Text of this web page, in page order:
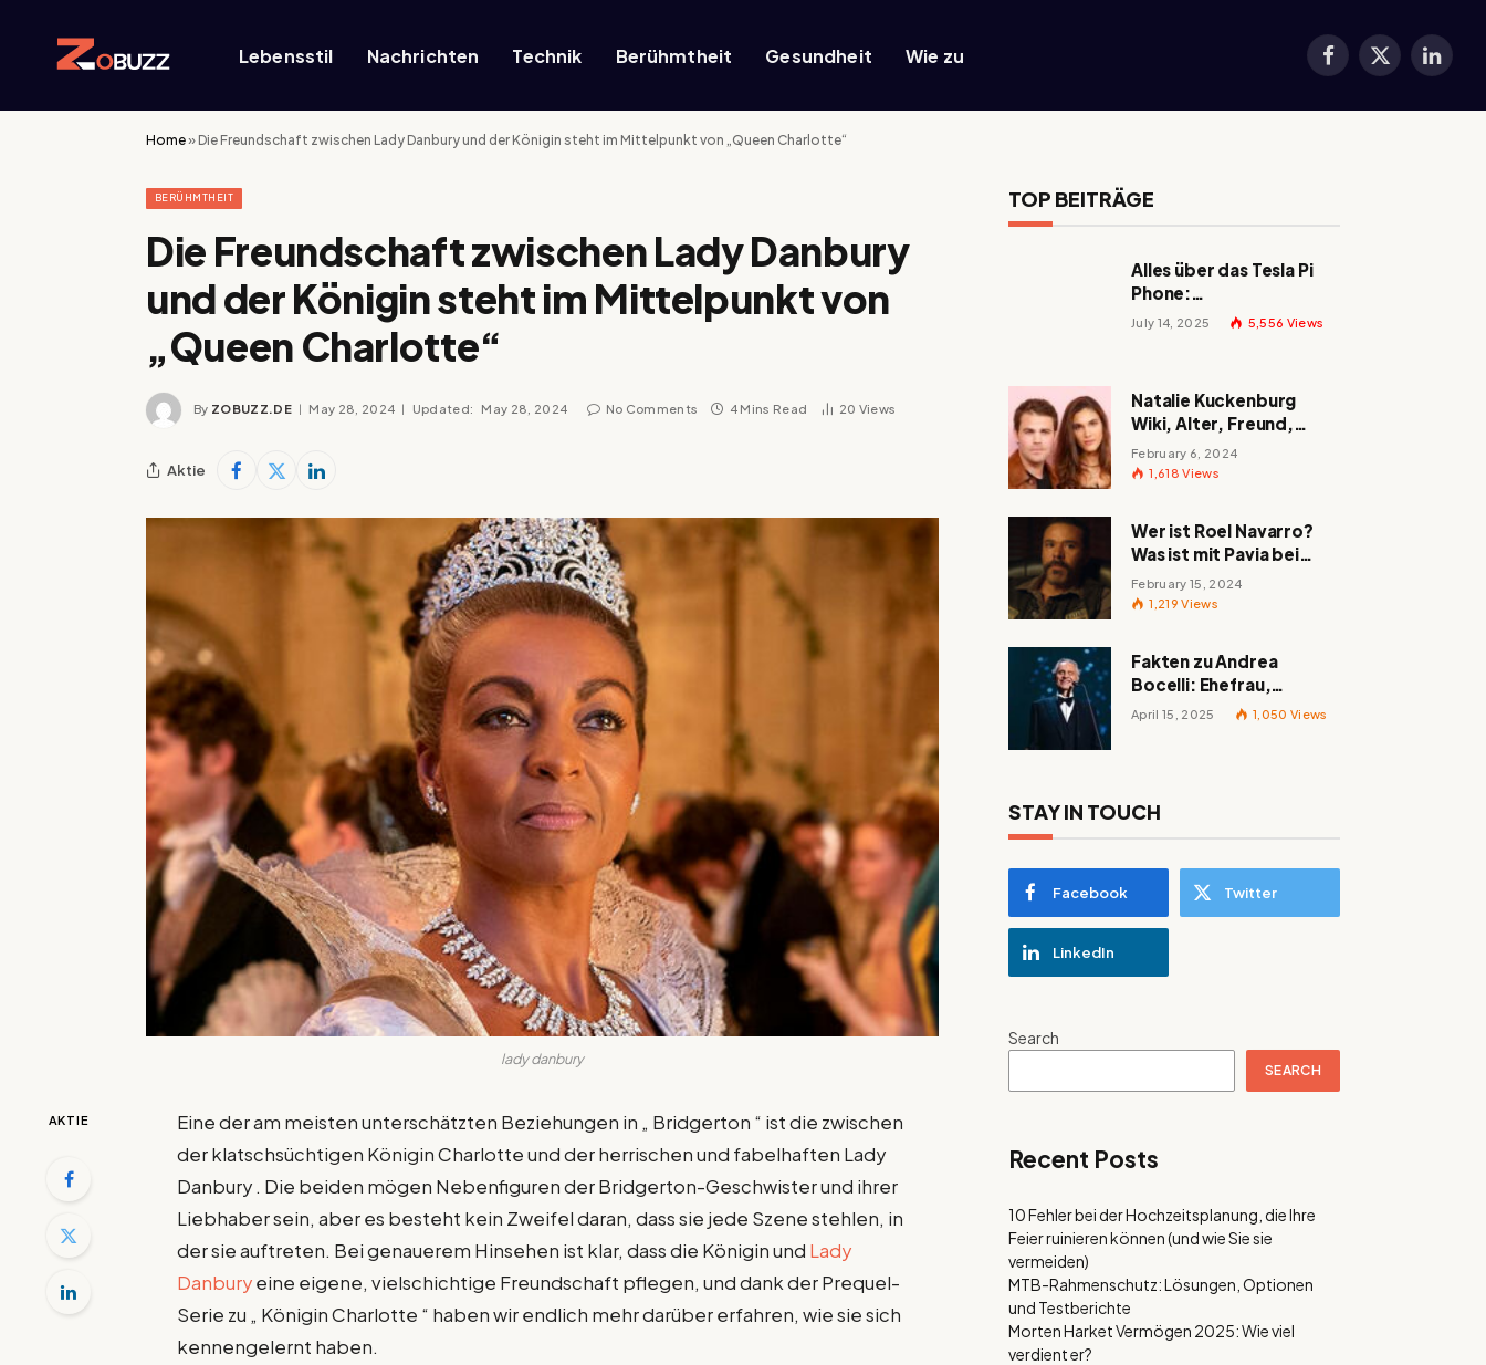
Lebensstil Nachrichten Technik Berühmtheit Gesundheit Wie zu Facebook
X
Home»Die Freundschaft zwischen Lady Danbury und der Königin steht im Mittelpunkt von „Queen Charlotte“
BERÜHMTHEIT
Die Freundschaft zwischen Lady Danbury
und der Königin steht im Mittelpunkt von
„Queen Charlotte“
By ZOBUZZ.DE May 28, 2024 Updated: May 28, 2024 No Comments 4 Mins Read 20 Views
Aktie
lady danbury
AKTIE
Eine der am meisten unterschätzten Beziehungen in „ Bridgerton “ ist die zwischen
der klatschsüchtigen Königin Charlotte und der herrischen und fabelhaften Lady
Danbury . Die beiden mögen Nebenfiguren der Bridgerton-Geschwister und ihrer
Liebhaber sein, aber es besteht kein Zweifel daran, dass sie jede Szene stehlen, in
der sie auftreten. Bei genauerem Hinsehen ist klar, dass die Königin und Lady
Danburyeine eigene, vielschichtige Freundschaft pflegen, und dank der Prequel-
Serie zu „ Königin Charlotte “ haben wir endlich mehr darüber erfahren, wie sie sich
kennengelernt haben.
TOP BEITRÄGE
Alles über das Tesla Pi
Phone:
Erscheinungsdatum,
July 14, 2025 5,556 Views
Natalie Kuckenburg
Wiki, Alter, Freund,
Größe, Nationalität,
Eltern und mehr
February 6, 2024
1,618Views
Wer ist Roel Navarro?
Was ist mit Pavia bei
„Mayans MC“ passiert?
February 15, 2024
1,219Views
Fakten zu Andrea
Bocelli: Ehefrau,
berühmte Lieder,
April 15, 2025 1,050 Views
STAY IN TOUCH
Facebook Twitter
LinkedIn
Search
SEARCH
Recent Posts
10 Fehler bei der Hochzeitsplanung, die Ihre
Feier ruinieren können (und wie Sie sie
vermeiden)
MTB-Rahmenschutz: Lösungen, Optionen
und Testberichte
Morten Harket Vermögen 2025: Wie viel
verdient er?